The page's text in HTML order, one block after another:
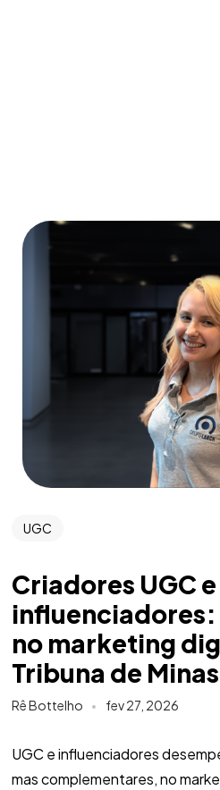
UGC
Criadores UGC e
influenciadores:
no marketing
Tribuna de Minas
Rê Bottelho fev 27, 2026
UGC e influenciadores
mas complementares, no